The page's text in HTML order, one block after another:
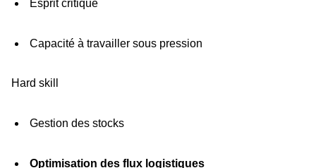
Esprit critique
Capacité à travailler sous pression
Hard skill
Gestion des stocks
Optimisation des flux logistiques